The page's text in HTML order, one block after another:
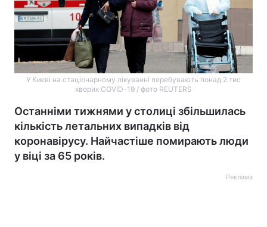
У Києві на стаціонарному лікуванні перебувають понад 2 тис
хворих COVID-19 / фото REUTERS
Останніми тижнями у столиці збільшилась
кількість летальних випадків від
коронавірусу. Найчастіше помирають люди
у віці за 65 років.
Реклама